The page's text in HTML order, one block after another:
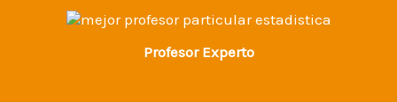
Profesor Experto